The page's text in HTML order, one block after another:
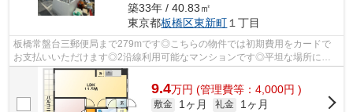
築33年 / 40.83㎡
東京都板橋区東新町 １丁目
板橋常盤台三郵便局まで279mです◎こちらの物件では初期費用をカードで
お支払いいただけます◎2沿線利用可能なマンションです◎平坦な場所にあ
るマンションなら毎日の移動も快適です◎こち...
9.4万円 (管理費等：4,000円 )
敷金 1ヶ月 礼金
1ヶ月